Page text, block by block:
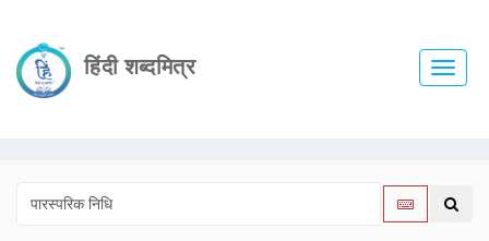
हिंदी शब्दमित्र